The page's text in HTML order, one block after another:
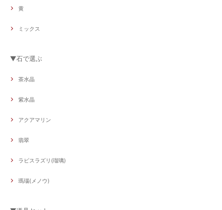
黄
ミックス
▼石で選ぶ
茶水晶
紫水晶
アクアマリン
翡翠
ラピスラズリ(瑠璃)
瑪瑙(メノウ)